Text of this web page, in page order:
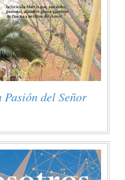
Pasión del Señor